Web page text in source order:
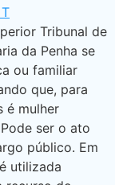
Tribunal de
da Penha se
ou familiar
que, para
é mulher
ser o ato
público. Em
utilizada